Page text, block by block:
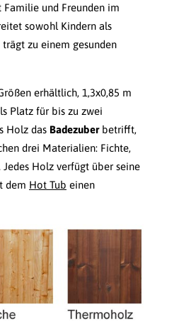
und Freunden im
sowohl Kindern als
trägt zu einem gesunden
erhältlich, 1,3x0,85 m
Platz für bis zu zwei
Holz das Badezuberbetrifft,
drei Materialien: Fichte,
Holz verfügt über seine
dem Hot Tub einen